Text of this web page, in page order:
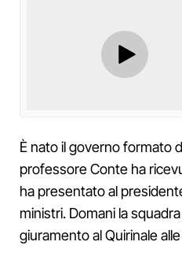
È nato il governo formato
professore Conte ha
ha presentato al
ministri. Domani la
giuramento al Quirinale alle